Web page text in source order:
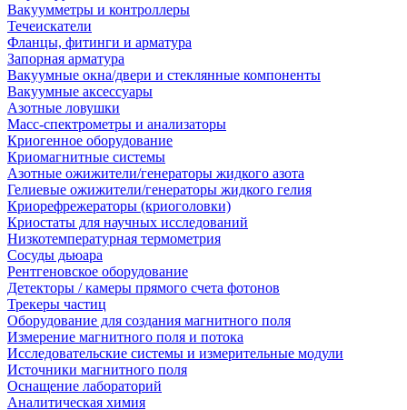
Вакуумметры и контроллеры
Течеискатели
Фланцы, фитинги и арматура
Запорная арматура
Вакуумные окна/двери и стеклянные компоненты
Вакуумные аксессуары
Азотные ловушки
Масс-спектрометры и анализаторы
Криогенное оборудование
Криомагнитные системы
Азотные ожижители/генераторы жидкого азота
Гелиевые ожижители/генераторы жидкого гелия
Криорефрежераторы (криоголовки)
Криостаты для научных исследований
Низкотемпературная термометрия
Сосуды дьюара
Рентгеновское оборудование
Детекторы / камеры прямого счета фотонов
Трекеры частиц
Оборудование для создания магнитного поля
Измерение магнитного поля и потока
Исследовательские системы и измерительные модули
Источники магнитного поля
Оснащение лабораторий
Аналитическая химия